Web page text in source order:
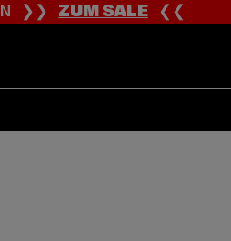
❯❯ZUM SALE❮❮